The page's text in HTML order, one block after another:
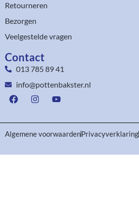
Retourneren
Bezorgen
Veelgestelde vragen
Contact
013 785 89 41
info@pottenbakster.nl
Algemene voorwaardenPrivacyverklaring